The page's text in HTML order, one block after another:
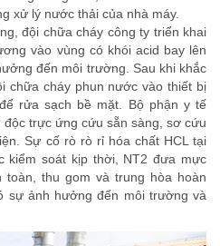
xử lý nước thải của nhà máy.
đội chữa cháy công ty triển khai
vào vùng có khói acid bay lên
đến môi trường. Sau khi khắc
chữa cháy phun nước vào thiết bị
rửa sạch bề mặt. Bộ phận y tế
trực ứng cứu sẵn sàng, sơ cứu
Sự cố rò rò rỉ hóa chất HCL tại
kiểm soát kịp thời, NT2 đưa mực
toàn, thu gom và trung hòa hoàn
sự ảnh hưởng đến môi trường và